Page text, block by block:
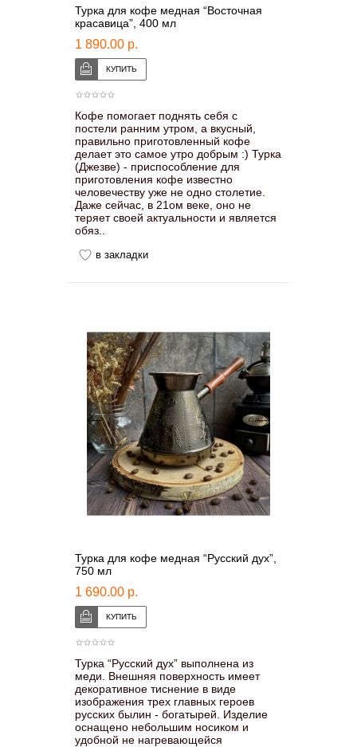
Турка для кофе медная “Восточная
красавица”, 400 мл
1 890.00 р.
Кофе помогает поднять себя с
постели ранним утром, а вкусный,
правильно приготовленный кофе
делает это самое утро добрым :) Турка
(Джезве) - приспособление для
приготовления кофе известно
человечеству уже не одно столетие.
Даже сейчас, в 21ом веке, оно не
теряет своей актуальности и является
обяз..
в закладки
Турка для кофе медная “Русский дух”,
750 мл
1 690.00 р.
Турка “Русский дух” выполнена из
меди. Внешняя поверхность имеет
декоративное тиснение в виде
изображения трех главных героев
русских былин - богатырей. Изделие
оснащено небольшим носиком и
удобной не нагревающейся